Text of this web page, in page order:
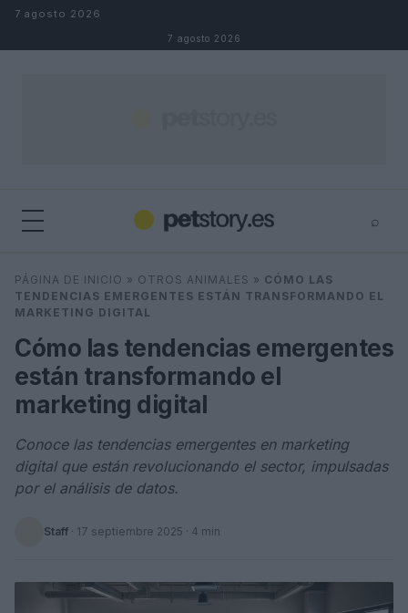
Saltar al contenido
7 agosto 2026
7 agosto 2026
⌕
Buscar
PÁGINA DE INICIO » OTROS ANIMALES » CÓMO LAS
TENDENCIAS EMERGENTES ESTÁN TRANSFORMANDO EL
MARKETING DIGITAL
Cómo las tendencias emergentes
están transformando el
marketing digital
Conoce las tendencias emergentes en marketing
digital que están revolucionando el sector, impulsadas
por el análisis de datos.
Staff · 17 septiembre 2025 · 4 min